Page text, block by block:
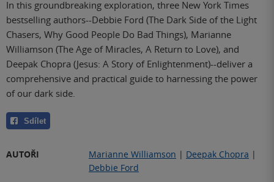
In this groundbreaking exploration, three New York Times
bestselling authors--Debbie Ford (The Dark Side of the Light
Chasers, Why Good People Do Bad Things), Marianne
Williamson (The Age of Miracles, A Return to Love), and
Deepak Chopra (Jesus: A Story of Enlightenment)--deliver a
comprehensive and practical guide to harnessing the power
of our dark side.
Sdílet
AUTOŘI Marianne Williamson | Deepak Chopra |
Debbie Ford